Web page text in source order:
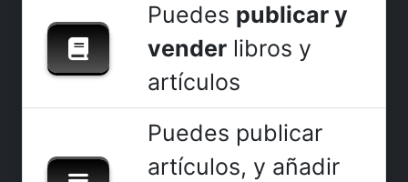
Puedes publicar y
vender libros y
artículos
Puedes publicar
artículos, y añadir